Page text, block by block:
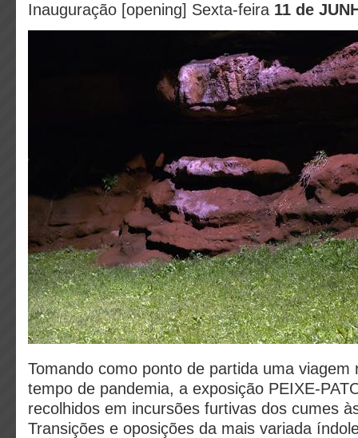
Inauguração [opening] Sexta-feira 11 de
Tomando como ponto de partida uma viagem
tempo de pandemia, a exposição PEIXE-
recolhidos em incursões furtivas dos cumes
Transições e oposições da mais variada